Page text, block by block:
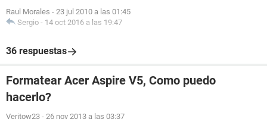
Raul Morales - 23 jul 2010 a las 01:45
Sergio - 14 oct 2016 a las 19:47
36 respuestas
Formatear Acer Aspire V5, Como puedo
hacerlo?
Veritow23 - 26 nov 2013 a las 03:37